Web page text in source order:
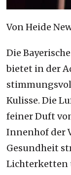
Von Heide
Die
bietet in der
Kulisse. Die
feiner Duft
Innenhof der
Gesundheit
Lichterketten